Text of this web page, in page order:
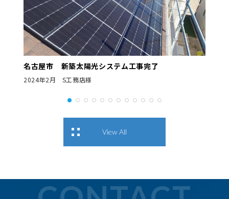
名古屋市 新築太陽光システム工事完了
2024年2月 S工務店様
View All